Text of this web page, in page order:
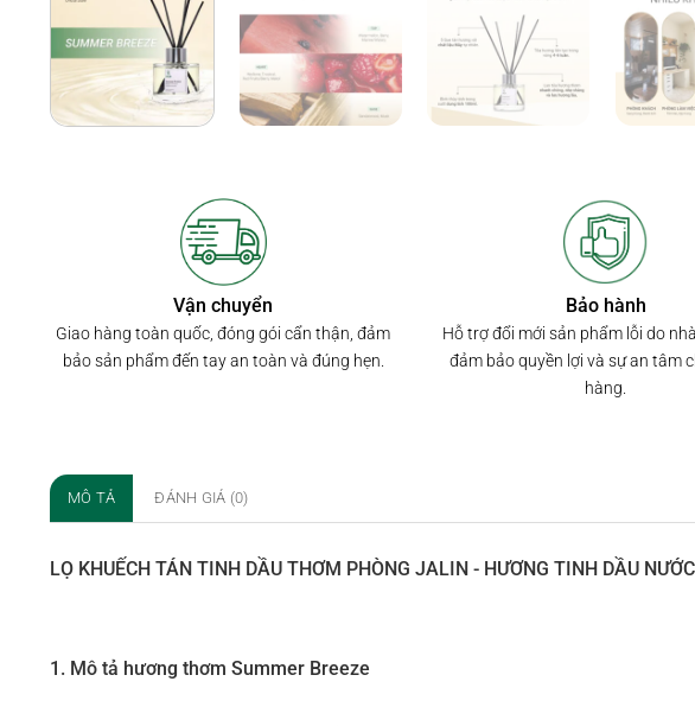
Vận chuyển
Giao hàng toàn quốc, đóng gói cẩn thận, đảm
bảo sản phẩm đến tay an toàn và đúng hẹn.
Bảo hành
Hỗ trợ đổi mới sản phẩm lỗi do
đảm bảo quyền lợi và sự an tâm
hàng.
MÔ TẢ ĐÁNH GIÁ (0)
LỌ KHUẾCH TÁN TINH DẦU THƠM PHÒNG JALIN - HƯƠNG TINH DẦU
1. Mô tả hương thơm Summer Breeze